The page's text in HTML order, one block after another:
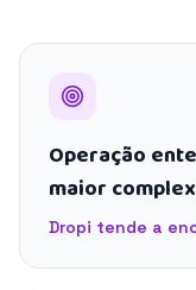
Operação
maior
Dropi tende a